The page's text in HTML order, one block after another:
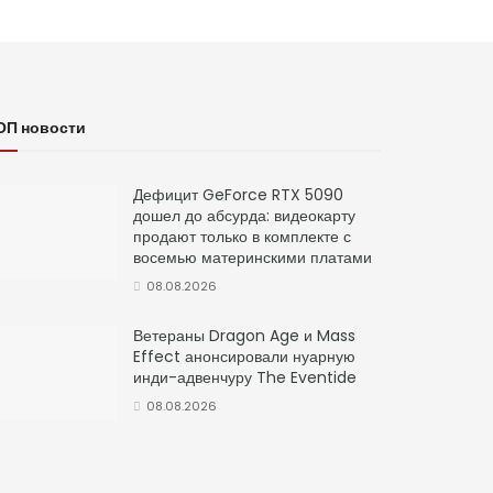
новости
Дефицит GeForce RTX 5090
дошел до абсурда: видеокарту
продают только в комплекте с
восемью материнскими платами
08.08.2026
Ветераны Dragon Age и Mass
Effect анонсировали нуарную
инди-адвенчуру The Eventide
08.08.2026